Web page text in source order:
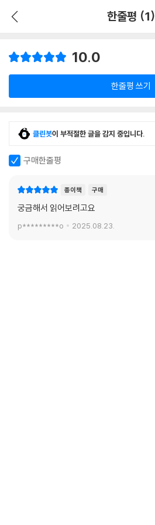
한줄평 (1)
10.0
한줄평 쓰기
클린봇이 부적절한 글을 감지 중입니다.
구매한줄평
종이책 구매
궁금해서 읽어보려고요
p*********o 2025.08.23.